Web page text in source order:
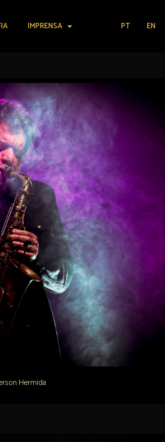
IMPRENSA PT EN
Hermida